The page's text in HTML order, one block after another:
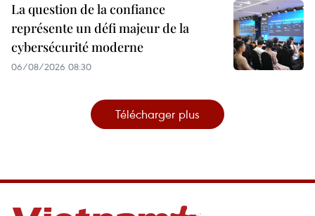
La question de la confiance
représente un défi majeur de la
cybersécurité moderne
06/08/2026 08:30
Télécharger plus